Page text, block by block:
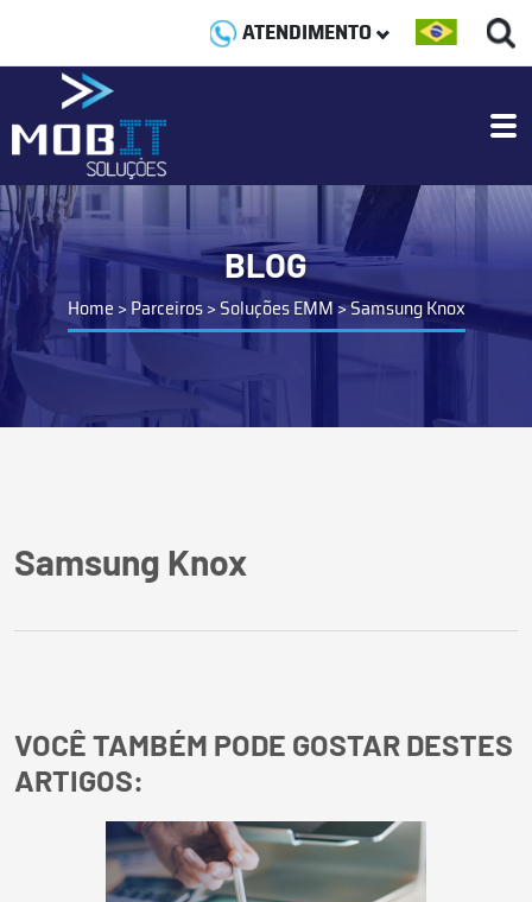
ATENDIMENTO
BLOG
Home > Parceiros> Soluções EMM>Samsung Knox
Samsung Knox
VOCÊ TAMBÉM PODE GOSTAR DESTES
ARTIGOS: